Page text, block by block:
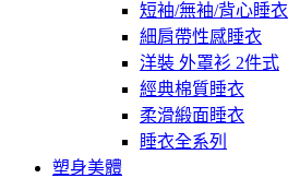
短袖/無袖/背心睡衣
細肩帶性感睡衣
洋裝 外罩衫 2件式
經典棉質睡衣
柔滑緞面睡衣
睡衣全系列
塑身美體